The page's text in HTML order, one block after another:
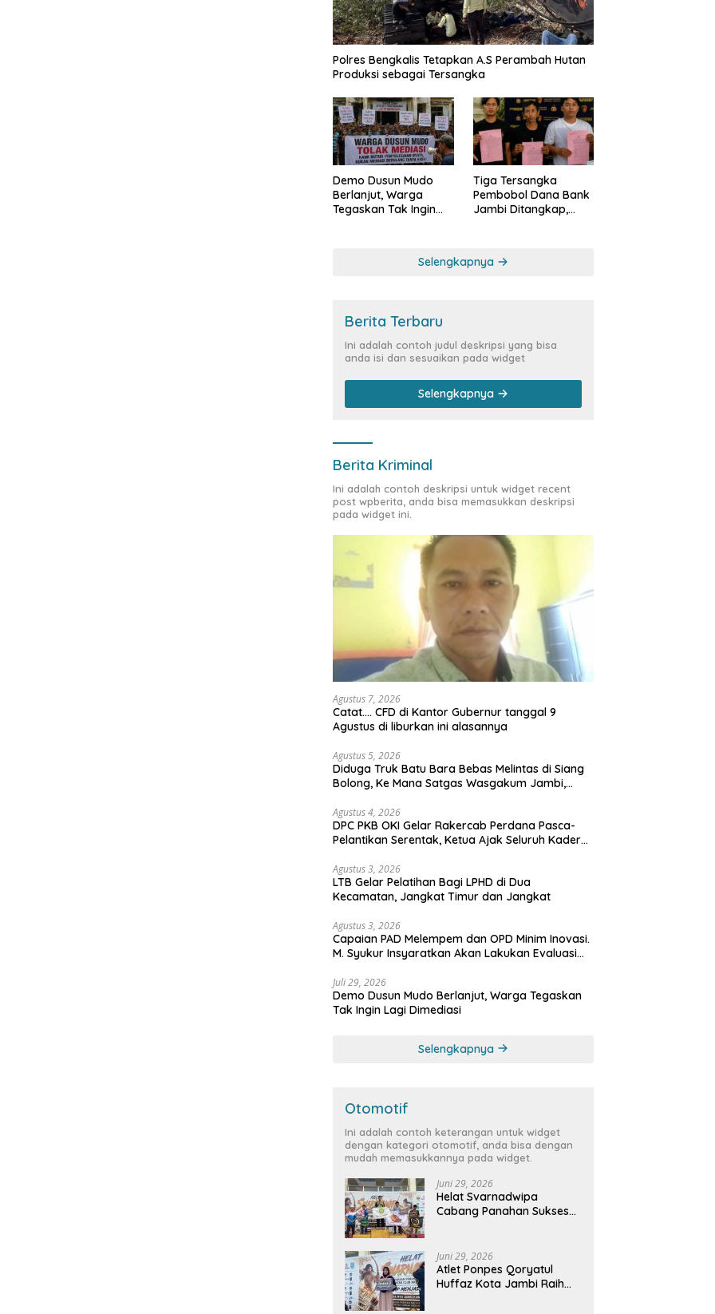
Polres Bengkalis Tetapkan A.S Perambah Hutan
Produksi sebagai Tersangka
Demo Dusun Mudo
Berlanjut, Warga
Tegaskan Tak Ingin
Tiga Tersangka
Pembobol Dana Bank
Jambi Ditangkap,
Miliar
Selengkapnya
Berita Terbaru
Ini adalah contoh judul deskripsi yang bisa
anda isi dan sesuaikan pada widget
Selengkapnya
Berita Kriminal
Ini adalah contoh deskripsi untuk widget recent
post wpberita, anda bisa memasukkan deskripsi
pada widget ini.
Agustus 7, 2026
Catat…. CFD di Kantor Gubernur tanggal 9
Agustus di liburkan ini alasannya
Agustus 5, 2026
Diduga Truk Batu Bara Bebas Melintas di Siang
Bolong, Ke Mana Satgas Wasgakum Jambi,
Agustus 4, 2026
DPC PKB OKI Gelar Rakercab Perdana Pasca-
Pelantikan Serentak, Ketua Ajak Seluruh Kader
Agustus 3, 2026
LTB Gelar Pelatihan Bagi LPHD di Dua
Kecamatan, Jangkat Timur dan Jangkat
Agustus 3, 2026
Capaian PAD Melempem dan OPD Minim Inovasi.
M. Syukur Insyaratkan Akan Lakukan Evaluasi
Juli 29, 2026
Demo Dusun Mudo Berlanjut, Warga Tegaskan
Tak Ingin Lagi Dimediasi
Selengkapnya
Otomotif
Ini adalah contoh keterangan untuk widget
dengan kategori otomotif, anda bisa dengan
mudah memasukkannya pada widget.
Juni 29, 2026
Helat Svarnadwipa
Cabang Panahan Sukses
Apresiasi
Juni 29, 2026
Atlet Ponpes Qoryatul
Huffaz Kota Jambi Raih